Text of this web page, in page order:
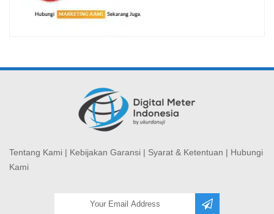
Tentang Kami | Kebijakan Garansi | Syarat & Ketentuan | Hubungi
Kami